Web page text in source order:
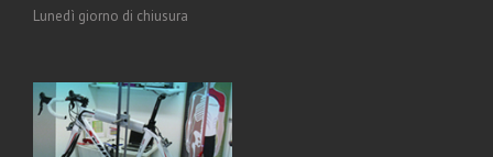
Lunedì giorno di chiusura